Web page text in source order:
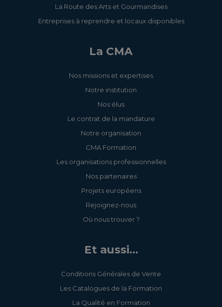
La Route des Arts et Gourmandises
Entreprises à reprendre et locaux disponibles
La CMA
Nos missions et expertises
Notre institution
Nos élus
Le contrat de la mandature
Notre organisation
CMA Formation
Les organisations professionnelles
Nos partenaires
Projets européens
Rejoignez-nous
Où nous trouver ?
Et aussi...
Conditions Générales de Vente
Les Catalogues de la Formation
La Qualité en Formation